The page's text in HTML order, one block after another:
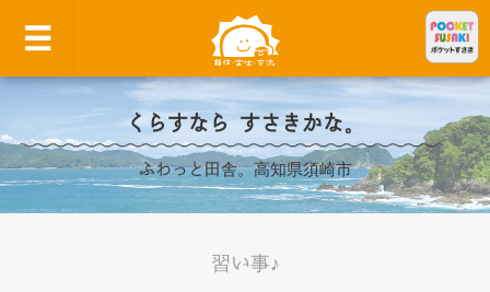
くらすなら すさきかな。
ふわっと田舎。高知県須崎市
習い事♪